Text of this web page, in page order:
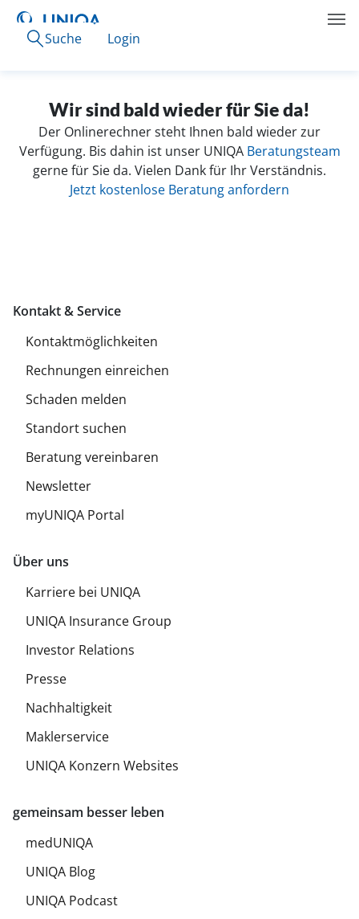
Suche Login
Wir sind bald wieder für Sie da!
Der Onlinerechner steht Ihnen bald wieder zur
Verfügung. Bis dahin ist unser UNIQA Beratungsteam
gerne für Sie da. Vielen Dank für Ihr Verständnis.
Jetzt kostenlose Beratung anfordern
gemeinsam besser leben
medUNIQA
UNIQA Blog
UNIQA Podcast
Kontakt & Service
Kontaktmöglichkeiten
Rechnungen einreichen
Schaden melden
Standort suchen
Beratung vereinbaren
Newsletter
myUNIQA Portal
Über uns
Karriere bei UNIQA
UNIQA Insurance Group
Investor Relations
Presse
Nachhaltigkeit
Maklerservice
UNIQA Konzern Websites